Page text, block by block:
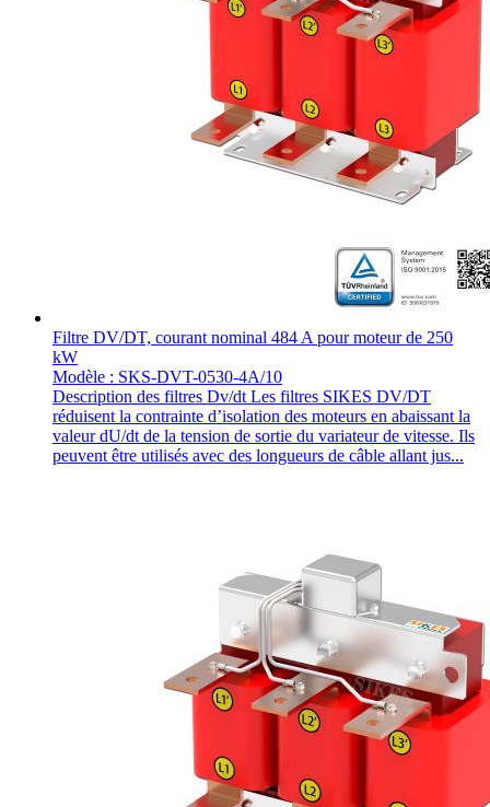
Filtre DV/DT, courant nominal 484 A pour moteur de 250
kW
Modèle : SKS-DVT-0530-4A/10
Description des filtres Dv/dt Les filtres SIKES DV/DT
réduisent la contrainte d’isolation des moteurs en abaissant la
valeur dU/dt de la tension de sortie du variateur de vitesse. Ils
peuvent être utilisés avec des longueurs de câble allant jus...